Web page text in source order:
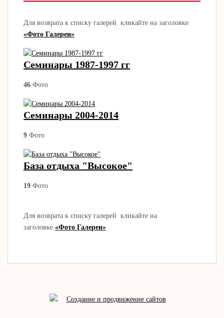
Для возврата к списку галерей кликайте на заголовке
«Фото Галереи»
Семинары 1987-1997 гг
46 Фото
Семинары 2004-2014
9 Фото
База отдыха "Высокое"
19 Фото
Для возврата к списку галерей кликайте на
заголовке«Фото Галереи»